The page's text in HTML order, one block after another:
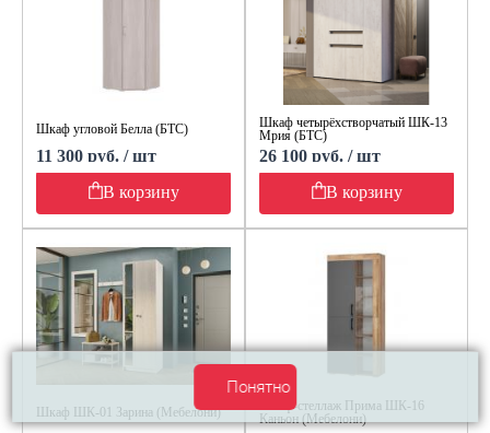
Понятно
Шкаф угловой Белла (БТС)
11 300 руб. / шт
В корзину
Шкаф четырёхстворчатый ШК-13
Мрия (БТС)
26 100 руб. / шт
В корзину
Шкаф ШК-01 Зарина (Мебелони)
Шкаф-стеллаж Прима ШК-16
Каньон (Мебелони)